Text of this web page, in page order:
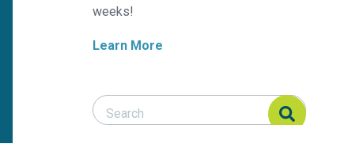
weeks!
Learn More
Search Responsible Seafood Advocate
Search Responsible Seafood Advocate